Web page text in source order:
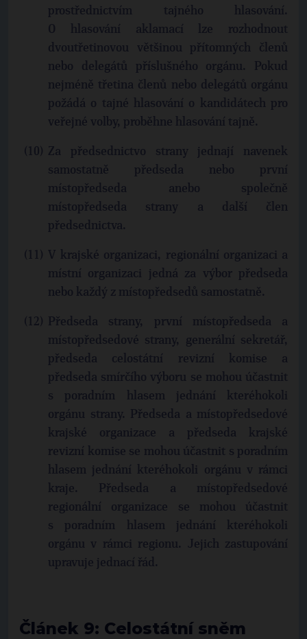
prostřednictvím tajného hlasování.
O hlasování aklamací lze rozhodnout
dvoutřetinovou většinou přítomných členů
nebo delegátů příslušného orgánu. Pokud
nejméně třetina členů nebo delegátů orgánu
požádá o tajné hlasování o kandidátech pro
veřejné volby, proběhne hlasování tajně.
Za předsednictvo strany jednají navenek
samostatně předseda nebo první
místopředseda anebo společně
místopředseda strany a další člen
předsednictva.
V krajské organizaci, regionální organizaci a
místní organizaci jedná za výbor předseda
nebo každý z místopředsedů samostatně.
Předseda strany, první místopředseda a
místopředsedové strany, generální sekretář,
předseda celostátní revizní komise a
předseda smírčího výboru se mohou účastnit
s poradním hlasem jednání kteréhokoli
orgánu strany. Předseda a místopředsedové
krajské organizace a předseda krajské
revizní komise se mohou účastnit s poradním
hlasem jednání kteréhokoli orgánu v rámci
kraje. Předseda a místopředsedové
regionální organizace se mohou účastnit
s poradním hlasem jednání kteréhokoli
orgánu v rámci regionu. Jejich zastupování
upravuje jednací řád.
Článek 9: Celostátní sněm